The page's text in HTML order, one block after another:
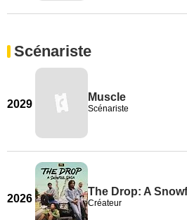
Scénariste
2029
Muscle
Scénariste
2026
The Drop: A
Créateur